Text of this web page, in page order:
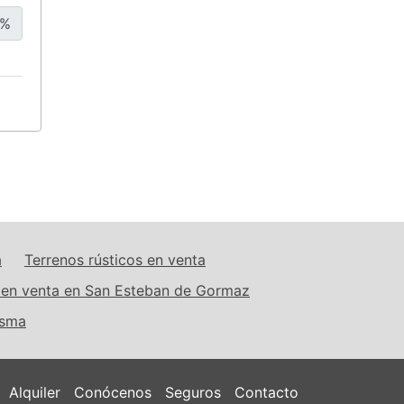
%
Terrenos rústicos en venta
venta en San Esteban de Gormaz
Alquiler Conócenos Seguros Contacto